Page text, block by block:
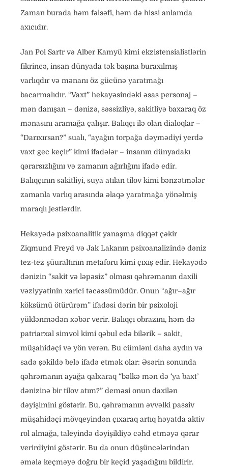
Zaman burada həm fəlsəfi, həm də hissi anlamda
axıcıdır.
Jan Pol Sartr və Alber Kamyü kimi ekzistensialistlərin
fikrincə, insan dünyada tək başına buraxılmış
varlıqdır və mənanı öz gücünə yaratmağı
bacarmalıdır. “Vaxt” hekayəsindəki əsas personaj –
mən danışan – dənizə, səssizliyə, sakitliyə baxaraq öz
mənasını aramağa çalışır. Balıqçı ilə olan dialoqlar –
“Darıxırsan?” sualı, “ayağın torpağa dəymədiyi yerdə
vaxt gec keçir” kimi ifadələr – insanın dünyadakı
qərarsızlığını və zamanın ağırlığını ifadə edir.
Balıqçının sakitliyi, suya atılan tilov kimi bənzətmələr
zamanla varlıq arasında əlaqə yaratmağa yönəlmiş
maraqlı jestlərdir.
Hekayədə psixoanalitik yanaşma diqqət çəkir
Ziqmund Freyd və Jak Lakanın psixoanalizində dəniz
tez-tez şüuraltının metaforu kimi çıxış edir. Hekayədə
dənizin “sakit və ləpəsiz” olması qəhrəmanın daxili
vəziyyətinin xarici təcəssümüdür. Onun “ağır–ağır
köksümü ötürürəm” ifadəsi dərin bir psixoloji
yüklənmədən xəbər verir. Balıqçı obrazını, həm də
patriarxal simvol kimi qəbul edə bilərik – sakit,
müşahidəçi və yön verən. Bu cümləni daha aydın və
sadə şəkildə belə ifadə etmək olar: Əsərin sonunda
qəhrəmanın ayağa qalxaraq “bəlkə mən də ‘ya baxt’
dənizinə bir tilov atım?” deməsi onun daxilən
dəyişimini göstərir. Bu, qəhrəmanın əvvəlki passiv
müşahidəçi mövqeyindən çıxaraq artıq həyatda aktiv
rol almağa, taleyində dəyişikliyə cəhd etməyə qərar
verirdiyini göstərir. Bu da onun düşüncələrindən
əmələ keçməyə doğru bir keçid yaşadığını bildirir.